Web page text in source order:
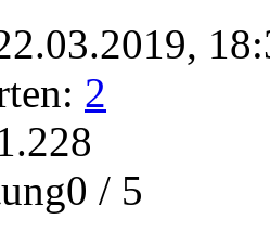
2
/ 5